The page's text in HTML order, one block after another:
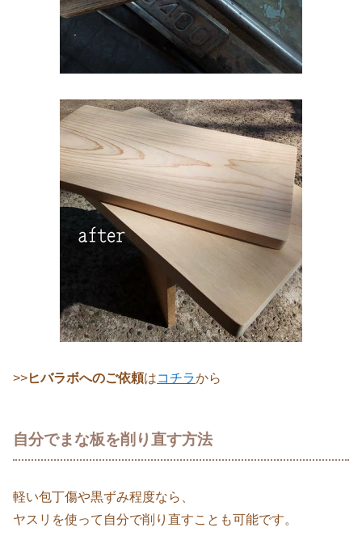
>>ヒバラボへのご依頼はコチラから
自分でまな板を削り直す方法
軽い包丁傷や黒ずみ程度なら、
ヤスリを使って自分で削り直すことも可能です。